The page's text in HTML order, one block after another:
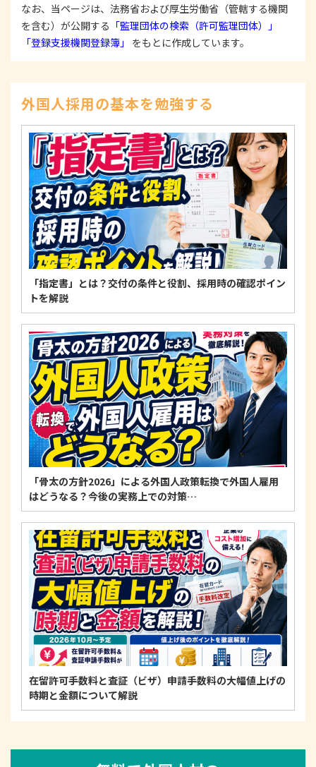
3. 苦情および相談等に対する適正な対応について
本人からの苦情および相談があった場合には、適切
示、訂正、削除、または利用もしくは提供の停止等
を求められたときは、適法かつ遅滞なく応じます。
4. 法令・指針・規範の遵守について
適正な個人情報保護の実現のため、個人情報の取扱
いに関する法令、国が定める指針およびその他の規
範を遵守します。
個人情報に関するお問い合わせ窓口
〒125-0061東京都葛飾区亀有3-21-11 藍ビル202
TEL：0120-550-580
株式会社 アルフォース･ワン 個人情報保護担当
なお、当ページは、法務省および厚生労働省（管轄する機関
を含む）が公開する 「監理団体の検索（許可監理団体）」
「登録支援機関登録簿」
をもとに作成しています。
外国人採用の基本を勉強する
「指定書」とは？交付の条件と役割、採用時の確認ポイン
トを解説
「骨太の方針2026」による外国人政策転換で外国人雇用
はどうなる？今後の実務上での対策…
在留許可手数料と査証（ビザ）申請手数料の大幅値上げの
時期と金額について解説